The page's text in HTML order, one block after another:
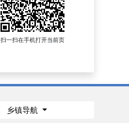
扫一扫在手机打开当前页
乡镇导航